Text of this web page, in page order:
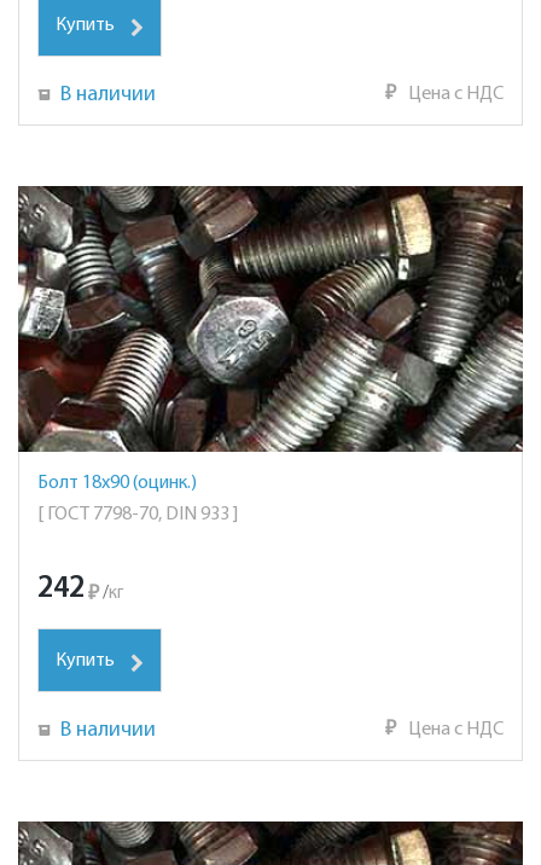
Купить
В наличии ₽ Цена с НДС
Болт 18х90 (оцинк.)
[ ГОСТ 7798-70, DIN 933 ]
242 ₽ /кг
Купить
В наличии ₽ Цена с НДС